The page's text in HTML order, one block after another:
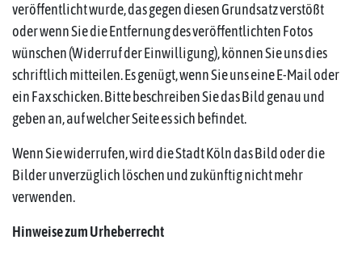
veröffentlicht wurde, das gegen diesen Grundsatz verstößt
oder wenn Sie die Entfernung des veröffentlichten Fotos
wünschen (Widerruf der Einwilligung), können Sie uns dies
schriftlich mitteilen. Es genügt, wenn Sie uns eine E-Mail oder
ein Fax schicken. Bitte beschreiben Sie das Bild genau und
geben an, auf welcher Seite es sich befindet.
Wenn Sie widerrufen, wird die Stadt Köln das Bild oder die
Bilder unverzüglich löschen und zukünftig nicht mehr
verwenden.
Hinweise zum Urheberrecht